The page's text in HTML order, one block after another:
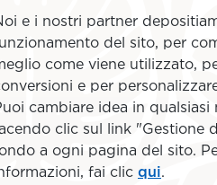
in partenza da Los
saranno riprotetti su altri
di effettuare il check-
causati da queste
e i nostri partner
del sito, per
come viene utilizzato,
e per
cambiare idea in qualsiasi
clic sul link "Gestione
a ogni pagina del sito.
fai clic qui.